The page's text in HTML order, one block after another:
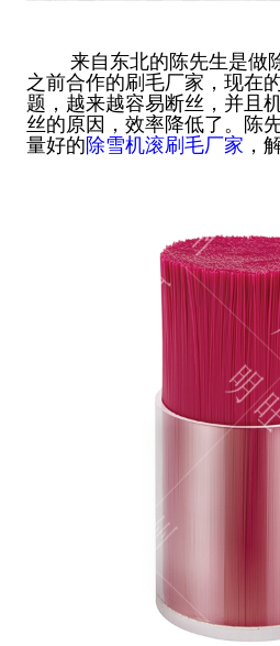
来自东北的陈先生是做除
之前合作的刷毛厂家，现在
题，越来越容易断丝，并且
丝的原因，效率降低了。陈
量好的除雪机滚刷毛厂家 ，